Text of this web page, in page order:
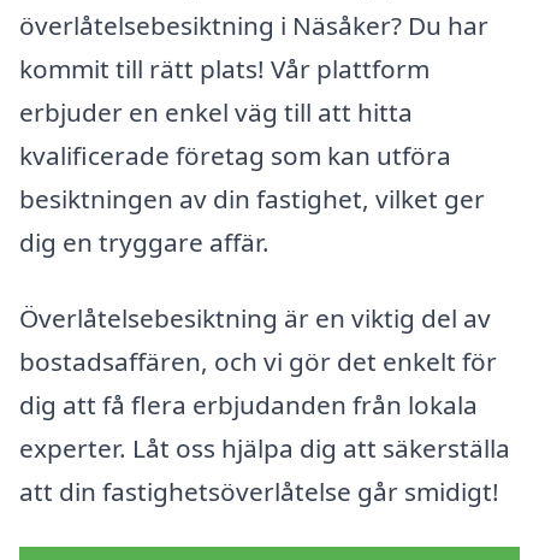
överlåtelsebesiktning i Näsåker? Du har
kommit till rätt plats! Vår plattform
erbjuder en enkel väg till att hitta
kvalificerade företag som kan utföra
besiktningen av din fastighet, vilket ger
dig en tryggare affär.
Överlåtelsebesiktning är en viktig del av
bostadsaffären, och vi gör det enkelt för
dig att få flera erbjudanden från lokala
experter. Låt oss hjälpa dig att säkerställa
att din fastighetsöverlåtelse går smidigt!